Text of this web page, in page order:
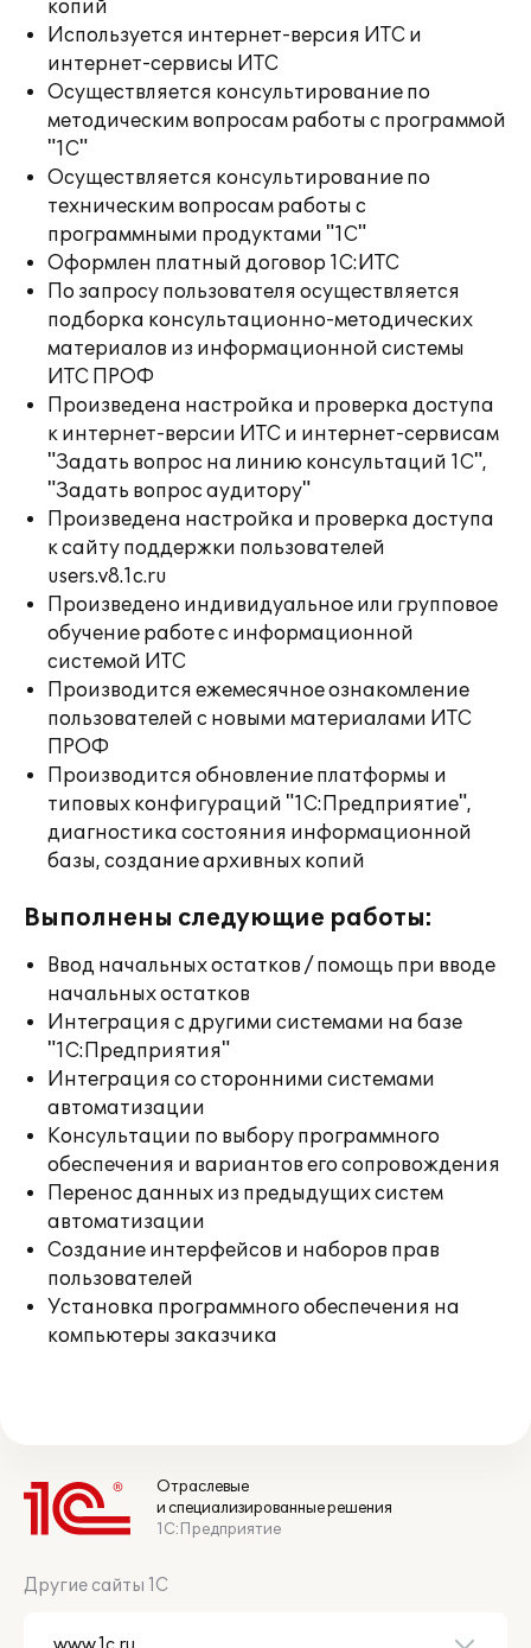
копий
Используется интернет-версия ИТС и
интернет-сервисы ИТС
Осуществляется консультирование по
методическим вопросам работы с программой
"1С"
Осуществляется консультирование по
техническим вопросам работы с
программными продуктами "1С"
Оформлен платный договор 1С:ИТС
По запросу пользователя осуществляется
подборка консультационно-методических
материалов из информационной системы
ИТС ПРОФ
Произведена настройка и проверка доступа
к интернет-версии ИТС и интернет-сервисам
"Задать вопрос на линию консультаций 1С",
"Задать вопрос аудитору"
Произведена настройка и проверка доступа
к сайту поддержки пользователей
users.v8.1c.ru
Произведено индивидуальное или групповое
обучение работе с информационной
системой ИТС
Производится ежемесячное ознакомление
пользователей с новыми материалами ИТС
ПРОФ
Производится обновление платформы и
типовых конфигураций "1С:Предприятие",
диагностика состояния информационной
базы, создание архивных копий
Выполнены следующие работы:
Ввод начальных остатков / помощь при вводе
начальных остатков
Интеграция с другими системами на базе
"1С:Предприятия"
Интеграция со сторонними системами
автоматизации
Консультации по выбору программного
обеспечения и вариантов его сопровождения
Перенос данных из предыдущих систем
автоматизации
Создание интерфейсов и наборов прав
пользователей
Установка программного обеспечения на
компьютеры заказчика
Отраслевые
и специализированные решения
1С:Предприятие
Другие сайты 1С